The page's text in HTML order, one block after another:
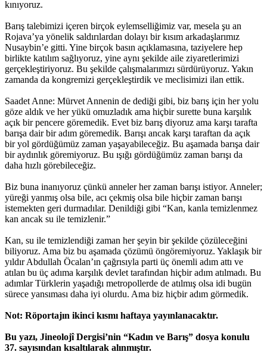
kınıyoruz.
Barış talebimizi içeren birçok eylemselliğimiz var, mesela şu an
Rojava’ya yönelik saldırılardan dolayı bir kısım arkadaşlarımız
Nusaybin’e gitti. Yine birçok basın açıklamasına, taziyelere hep
birlikte katılım sağlıyoruz, yine aynı şekilde aile ziyaretlerimizi
gerçekleştiriyoruz. Bu şekilde çalışmalarımızı sürdürüyoruz. Yakın
zamanda da kongremizi gerçekleştirdik ve meclisimizi ilan ettik.
Saadet Anne: Mürvet Annenin de dediği gibi, biz barış için her yolu
göze aldık ve her yükü omuzladık ama hiçbir surette buna karşılık
açık bir pencere göremedik. Evet biz barış diyoruz ama karşı tarafta
barışa dair bir adım göremedik. Barışı ancak karşı taraftan da açık
bir yol gördüğümüz zaman yaşayabileceğiz. Bu aşamada barışa dair
bir aydınlık göremiyoruz. Bu ışığı gördüğümüz zaman barışı da
daha hızlı görebileceğiz.
Biz buna inanıyoruz çünkü anneler her zaman barışı istiyor. Anneler;
yüreği yanmış olsa bile, acı çekmiş olsa bile hiçbir zaman barışı
istemekten geri durmadılar. Denildiği gibi “Kan, kanla temizlenmez
kan ancak su ile temizlenir.”
Kan, su ile temizlendiği zaman her şeyin bir şekilde çözüleceğini
biliyoruz. Ama biz bu aşamada çözümü öngöremiyoruz. Yaklaşık bir
yıldır Abdullah Öcalan’ın çağrısıyla parti üç önemli adım attı ve
atılan bu üç adıma karşılık devlet tarafından hiçbir adım atılmadı. Bu
adımlar Türklerin yaşadığı metropollerde de atılmış olsa idi bugün
sürece yansıması daha iyi olurdu. Ama biz hiçbir adım görmedik.
Not: Röportajın ikinci kısmı haftaya yayınlanacaktır.
Bu yazı, Jineolojî Dergisi’nin “Kadın ve Barış” dosya konulu
37. sayısından kısaltılarak alınmıştır.